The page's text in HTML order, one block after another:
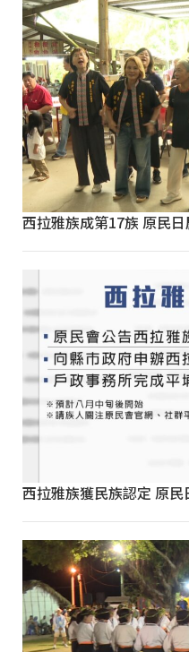
西拉雅族成第17族 原民
西拉雅族獲民族認定 原